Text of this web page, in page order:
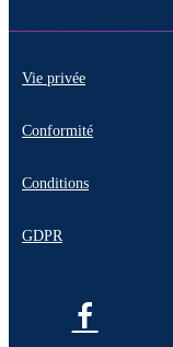
Vie privée
Conformité
Conditions
GDPR